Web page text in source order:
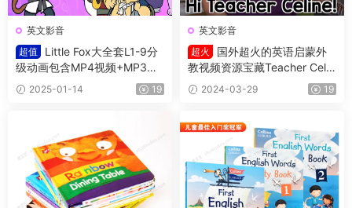
英文影音
超值
Little Fox大全套L1-9分
级动画包含MP4视频+MP3
+原文/绘本 适合各阶段英语学
习
2025-01-14 19
英文影音
超火
国外超火的英语启蒙外
教视频资源宝藏Teacher Celin
e英语启蒙课程 共113集
2024-03-29 19